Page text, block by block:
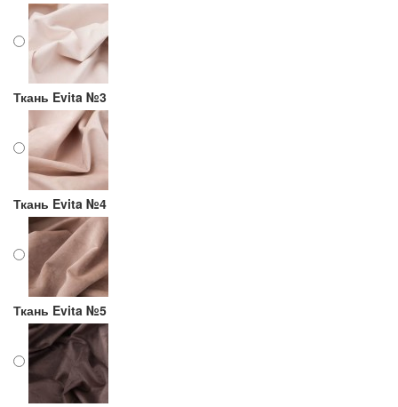
Ткань Evita №3
Ткань Evita №4
Ткань Evita №5